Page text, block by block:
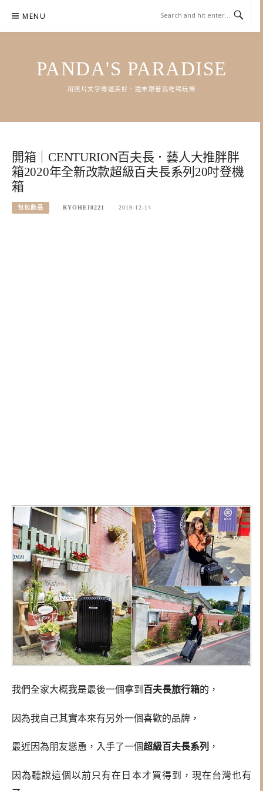
content
MENU
PANDA'S PARADISE
用照片文字傳遞美好．週末跟著我吃喝玩樂
開箱｜CENTURION百夫長．藝人大推胖胖
箱2020年全新改款超級百夫長系列20吋登機
箱
包包飾品 RYOHEI0221 2019-12-14
我們全家大概我是最後一個拿到 百夫長旅行箱的，
因為我自己其實本來有另外一個喜歡的品牌，
最近因為朋友慫恿，入手了一個超級百夫長系列 ，
因為聽說這個以前只有在日本才買得到，現在台灣也有